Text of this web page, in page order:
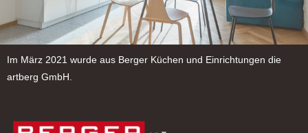
Im März 2021 wurde aus Berger Küchen und Einrichtungen die
artberg GmbH.